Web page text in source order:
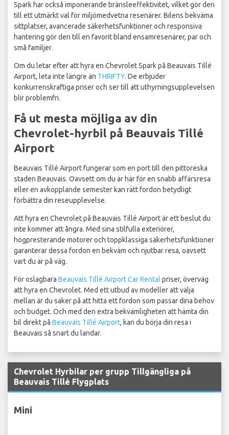
Spark har också imponerande bränsleeffektivitet, vilket gör den
till ett utmärkt val för miljömedvetna resenärer. Bilens bekväma
sittplatser, avancerade säkerhetsfunktioner och responsiva
hantering gör den till en favorit bland ensamresenärer, par och
små familjer.
Om du letar efter att hyra en Chevrolet Spark på Beauvais Tillé
Airport, leta inte längre än THRIFTY. De erbjuder
konkurrenskraftiga priser och ser till att uthyrningsupplevelsen
blir problemfri.
Få ut mesta möjliga av din
Chevrolet-hyrbil på Beauvais Tillé
Airport
Beauvais Tillé Airport fungerar som en port till den pittoreska
staden Beauvais. Oavsett om du är här för en snabb affärsresa
eller en avkopplande semester kan rätt fordon betydligt
förbättra din reseupplevelse.
Att hyra en Chevrolet på Beauvais Tillé Airport är ett beslut du
inte kommer att ångra. Med sina stilfulla exteriörer,
högpresterande motorer och toppklassiga säkerhetsfunktioner
garanterar dessa fordon en bekväm och njutbar resa, oavsett
vart du är på väg.
För oslagbara Beauvais Tillé Airport Car Rental priser, överväg
att hyra en Chevrolet. Med ett utbud av modeller att välja
mellan är du säker på att hitta ett fordon som passar dina behov
och budget. Och med den extra bekvämligheten att hämta din
bil direkt på Beauvais Tillé Airport, kan du börja din resa i
Beauvais så snart du landar.
Chevrolet Hyrbilar per grupp Tillgängliga på
Beauvais Tillé Flygplats
Mini